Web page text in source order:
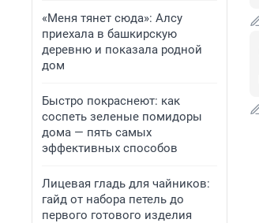
«Меня тянет сюда»: Алсу
приехала в башкирскую
деревню и показала родной
дом
Быстро покраснеют: как
соспеть зеленые помидоры
дома — пять самых
эффективных способов
Лицевая гладь для чайников:
гайд от набора петель до
первого готового изделия